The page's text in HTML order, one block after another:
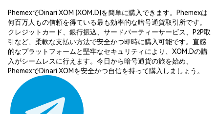
PhemexでDinari XOM (XOM.D)を簡単に購入できます。Phemexは
何百万人もの信頼を得ている最も効率的な暗号通貨取引所です。
クレジットカード、銀行振込、サードパーティーサービス、P2P取
引など、柔軟な支払い方法で安全かつ即時に購入可能です。直感
的なプラットフォームと堅牢なセキュリティにより、XOM.Dの購
入がシームレスに行えます。今日から暗号通貨の旅を始め、
PhemexでDinari XOMを安全かつ自信を持って購入しましょう。